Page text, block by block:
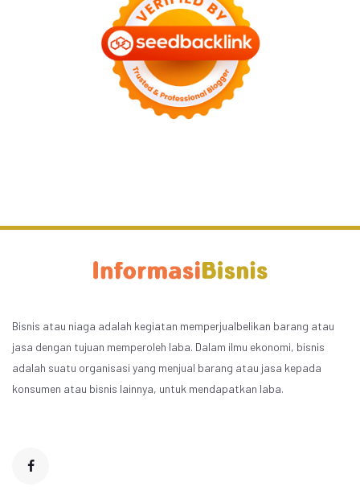
Bisnis atau niaga adalah kegiatan memperjualbelikan barang atau
jasa dengan tujuan memperoleh laba. Dalam ilmu ekonomi, bisnis
adalah suatu organisasi yang menjual barang atau jasa kepada
konsumen atau bisnis lainnya, untuk mendapatkan laba.